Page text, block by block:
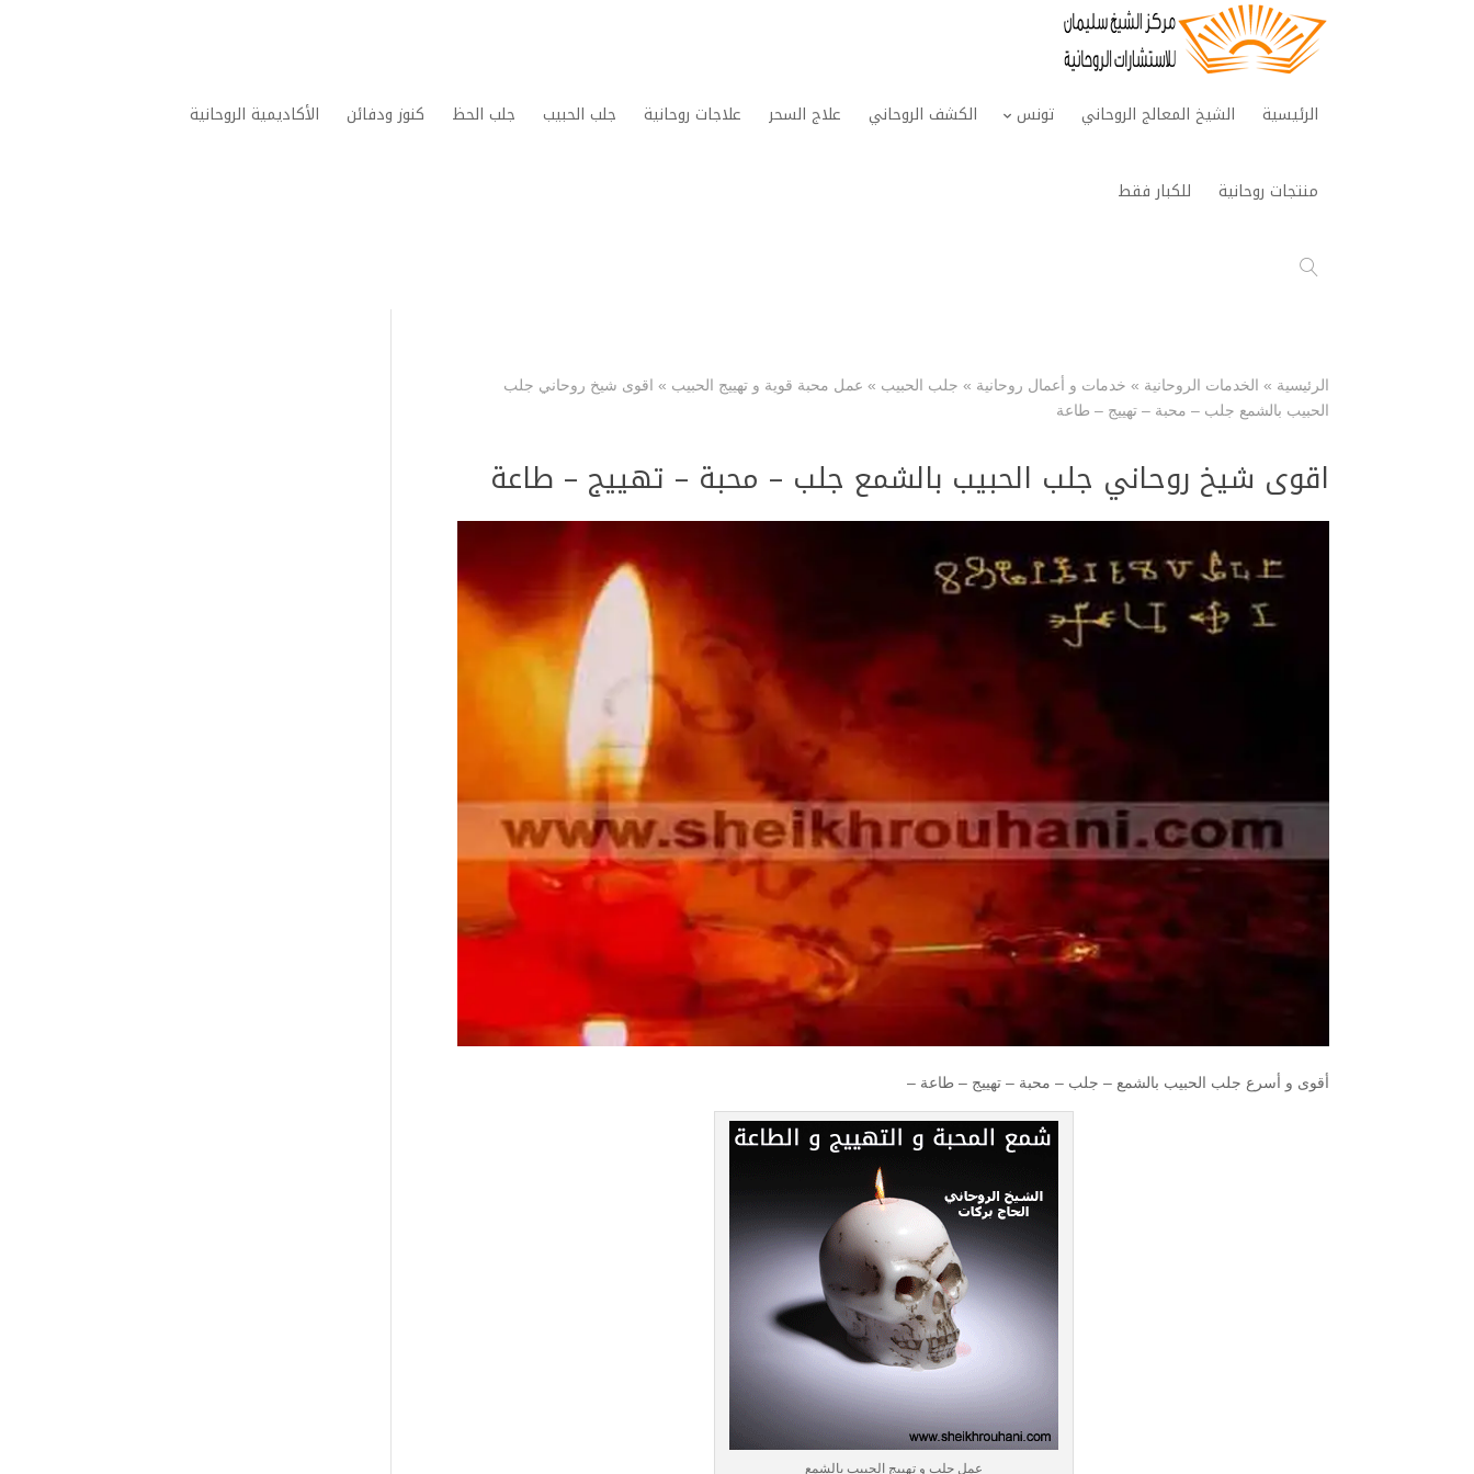
الرئيسية الشيخ المعالج الروحاني تونس الكشف الروحاني علاج السحر علاجات روحانية جلب الحبيب جلب الحظ كنوز ودفائن الأكاديمية الروحانية
منتجات روحانية للكبار فقط
الرئيسية » الخدمات الروحانية » خدمات و أعمال روحانية » جلب الحبيب » عمل محبة قوية و تهييج الحبيب » اقوى شيخ روحاني جلب
الحبيب بالشمع جلب – محبة – تهييج – طاعة
اقوى شيخ روحاني جلب الحبيب بالشمع جلب – محبة – تهييج – طاعة
أقوى و أسرع جلب الحبيب بالشمع – جلب – محبة – تهييج – طاعة –
عمل جلب و تهييج الحبيب بالشمع